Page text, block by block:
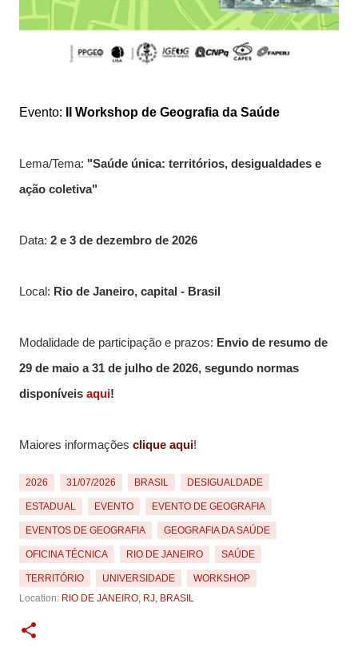
Evento: II Workshop de Geografia da Saúde
Lema/Tema: "Saúde única: territórios, desigualdades e
ação coletiva"
Data: 2 e 3 de dezembro de 2026
Local: Rio de Janeiro, capital - Brasil
Modalidade de participação e prazos: Envio de resumo de
29 de maio a 31 de julho de 2026, segundo normas
disponíveis aqui!
Maiores informações clique aqui!
2026 31/07/2026 BRASIL DESIGUALDADE
ESTADUAL EVENTO EVENTO DE GEOGRAFIA
EVENTOS DE GEOGRAFIA GEOGRAFIA DA SAÚDE
OFICINA TÉCNICA RIO DE JANEIRO SAÚDE
TERRITÓRIO UNIVERSIDADE
WORKSHOP
Location: RIO DE JANEIRO, RJ, BRASIL